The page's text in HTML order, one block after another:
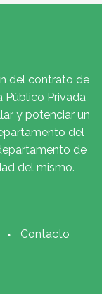
del contrato de
Público Privada
y potenciar un
del
de
del mismo.
Contacto